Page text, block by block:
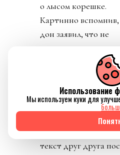
о лысом корешке.
Картинно вспомнив,
дон заявил, что не
Инфантино.
благословения
скукожившийся до
размеров
Джанни, скуля,
репостить
текст друг друга
Использование
Мы используем куки для